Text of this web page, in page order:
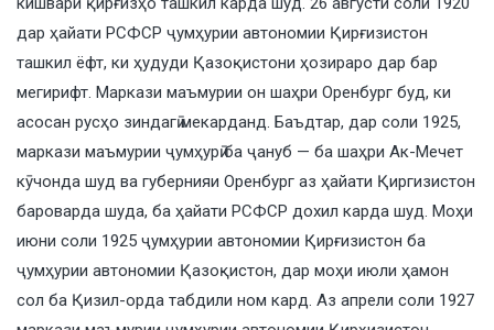
дар ҳайати РСФСР ҷумҳурии автономии Қирғизистон
ташкил ёфт, ки ҳудуди Қазоқистони ҳозираро дар бар
мегирифт. Маркази маъмурии он шаҳри Оренбург буд, ки
асосан русҳо зиндагӣ мекарданд. Баъдтар, дар соли 1925,
маркази маъмурии ҷумҳурӣ ба ҷануб — ба шаҳри Ак-Мечет
кӯчонда шуд ва губернияи Оренбург аз ҳайати Қиргизистон
бароварда шуда, ба ҳайати РСФСР дохил карда шуд. Моҳи
июни соли 1925 ҷумҳурии автономии Қирғизистон ба
ҷумҳурии автономии Қазоқистон, дар моҳи июли ҳамон
сол ба Қизил-орда табдили ном кард. Аз апрели соли 1927